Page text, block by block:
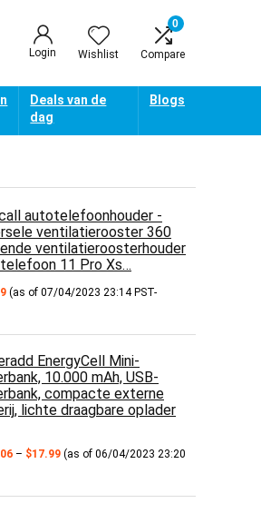
Login Wishlist
0
Compare
Deals van de
dag
Blogs
autotelefoonhouder -
ventilatierooster 360
ventilatieroosterhouder
11 Pro Xs…
(as of 07/04/2023 23:14 PST-
EnergyCell Mini-
10.000 mAh, USB-
compacte externe
lichte draagbare oplader
– $17.99Prijsklasse:
$14.06
(as of 06/04/2023 23:20